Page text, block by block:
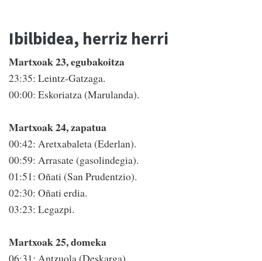
Ibilbidea, herriz herri
Martxoak 23, egubakoitza
23:35: Leintz-Gatzaga.
00:00: Eskoriatza (Marulanda).
Martxoak 24, zapatua
00:42: Aretxabaleta (Ederlan).
00:59: Arrasate (gasolindegia).
01:51: Oñati (San Prudentzio).
02:30: Oñati erdia.
03:23: Legazpi.
Martxoak 25, domeka